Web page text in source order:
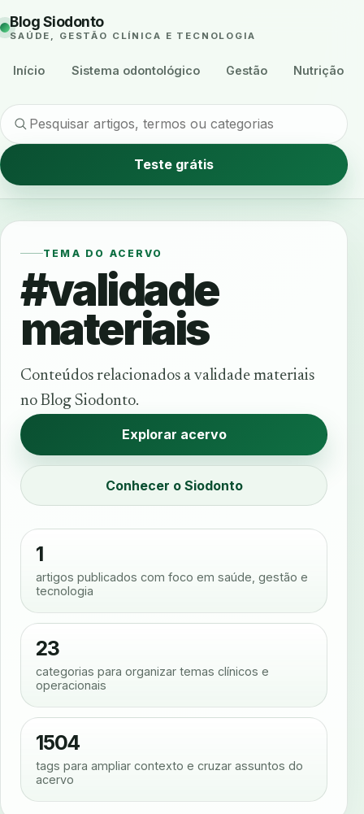
Blog Siodonto
SAÚDE, GESTÃO CLÍNICA E TECNOLOGIA
Início Sistema odontológico Gestão Nutrição
Teste grátis
TEMA DO ACERVO
#validade
materiais
Conteúdos relacionados a validade materiais
no Blog Siodonto.
Explorar acervo
Conhecer o Siodonto
1
artigos publicados com foco em saúde, gestão e
tecnologia
23
categorias para organizar temas clínicos e
operacionais
1504
tags para ampliar contexto e cruzar assuntos do
acervo